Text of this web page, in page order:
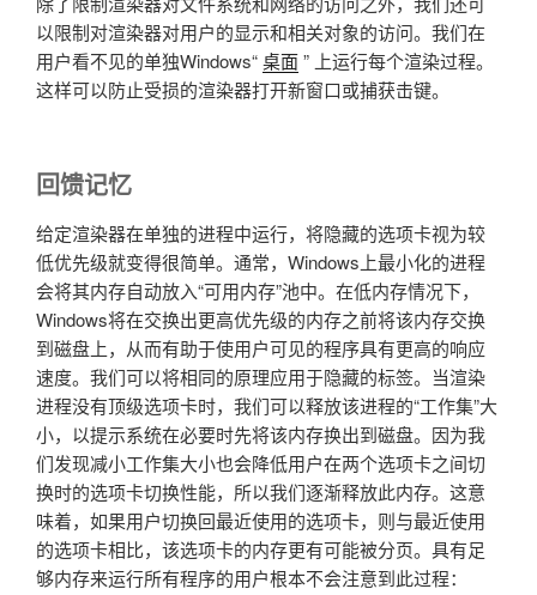
以限制对渲染器对用户的显示和相关对象的访问。我们在
用户看不见的单独Windows“桌面” 上运行每个渲染过程。
这样可以防止受损的渲染器打开新窗口或捕获击键。
回馈记忆
给定渲染器在单独的进程中运行，将隐藏的选项卡视为较
低优先级就变得很简单。通常，Windows上最小化的进程
会将其内存自动放入“可用内存”池中。在低内存情况下，
Windows将在交换出更高优先级的内存之前将该内存交换
到磁盘上，从而有助于使用户可见的程序具有更高的响应
速度。我们可以将相同的原理应用于隐藏的标签。当渲染
进程没有顶级选项卡时，我们可以释放该进程的“工作集”大
小，以提示系统在必要时先将该内存换出到磁盘。因为我
们发现减小工作集大小也会降低用户在两个选项卡之间切
换时的选项卡切换性能，所以我们逐渐释放此内存。这意
味着，如果用户切换回最近使用的选项卡，则与最近使用
的选项卡相比，该选项卡的内存更有可能被分页。具有足
够内存来运行所有程序的用户根本不会注意到此过程：